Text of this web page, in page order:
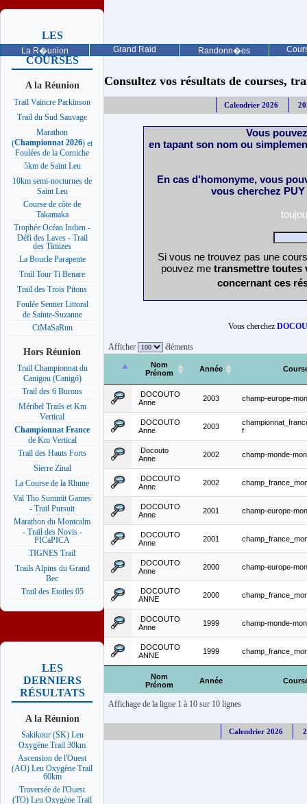
La R�union Grand Raid Randonn�es
LES
PROCHAINES
COURSES
A la Réunion
Trail Vaincre Parkinson
Trail du Sud Sauvage
Marathon
(Championnat 2026) et
Foulées de la Corniche
5km de Saint Leu
10km semi-nocturnes de
Saint Leu
Course de côte de
Takamaka
Trophée Océan Indien -
Défi des Laves - Trail
des Timizes
La Boucle Parapente
Trail Tour Ti Benare
Trail des Trois Pitons
Foulée Sentier Littoral
de Sainte-Suzanne
CiMaSaRun
Hors Réunion
Trail Championnat du
Canigou (Canigó)
Trail des 6 Burons
Méribel Trails et Km
Vertical
Championnat France
de Km Vertical
Trail des Hauts Forts
Sierre Zinal
La Course de la Rhune
Val Tho Summit Games
- Trail Pursuit
Marathon du Montcalm
- Trail des Novis -
PICaPICA
TIGNES Trail
Trails Alpins du Grand
Bec
Trail des Etoiles 05
LES
DERNIERS
RÉSULTATS
A la Réunion
Sakikour (SK) Leu
Oxygène Trail 30km
Ascension de l'Ouest
(AO) Leu Oxygène Trail
60km
Traversée de l'Ouest
(TO) Leu Oxygène Trail
Consultez vos résultats de courses,
Calendrier 2026
Vous
en tapant son nom ou
En cas d'homonyme, vous
vous cherchez
Si vous ne trouvez pas une
pouvez me transmettre toutes
concernant ces
Vous cherchez
Afficher éléments
Nom
Prénom
Année
Nom
Prénom
Année
DOCOUTO
Anne
2003 champ-europe-
DOCOUTO
Anne
2003
f
Docouto
Anne
2002 champ-monde-
DOCOUTO
Anne
2002
DOCOUTO
Anne
2001 champ-europe-
DOCOUTO
Anne
2001
DOCOUTO
Anne
2000 champ-europe-
DOCOUTO
ANNE
2000
DOCOUTO
Anne
1999 champ-monde-
DOCOUTO
ANNE
1999
Affichage de la ligne 1 à 10 sur 10 lignes
Calendrier 2026